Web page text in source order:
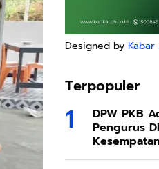
Designed by Kabar
Terpopuler
DPW PKB
Pengurus
Terbaik